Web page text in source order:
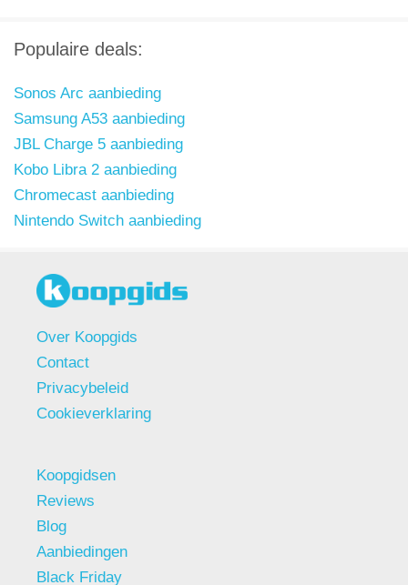
Populaire deals:
Sonos Arc aanbieding
Samsung A53 aanbieding
JBL Charge 5 aanbieding
Kobo Libra 2 aanbieding
Chromecast aanbieding
Nintendo Switch aanbieding
Over Koopgids
Contact
Privacybeleid
Cookieverklaring
Koopgidsen
Reviews
Blog
Aanbiedingen
Black Friday